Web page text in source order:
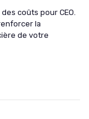
coûts pour CEO.
la
de votre